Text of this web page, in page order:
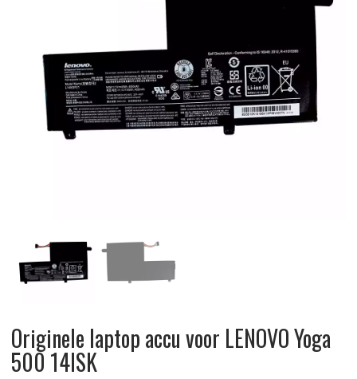
Originele laptop accu voor LENOVO Yoga
500 14ISK